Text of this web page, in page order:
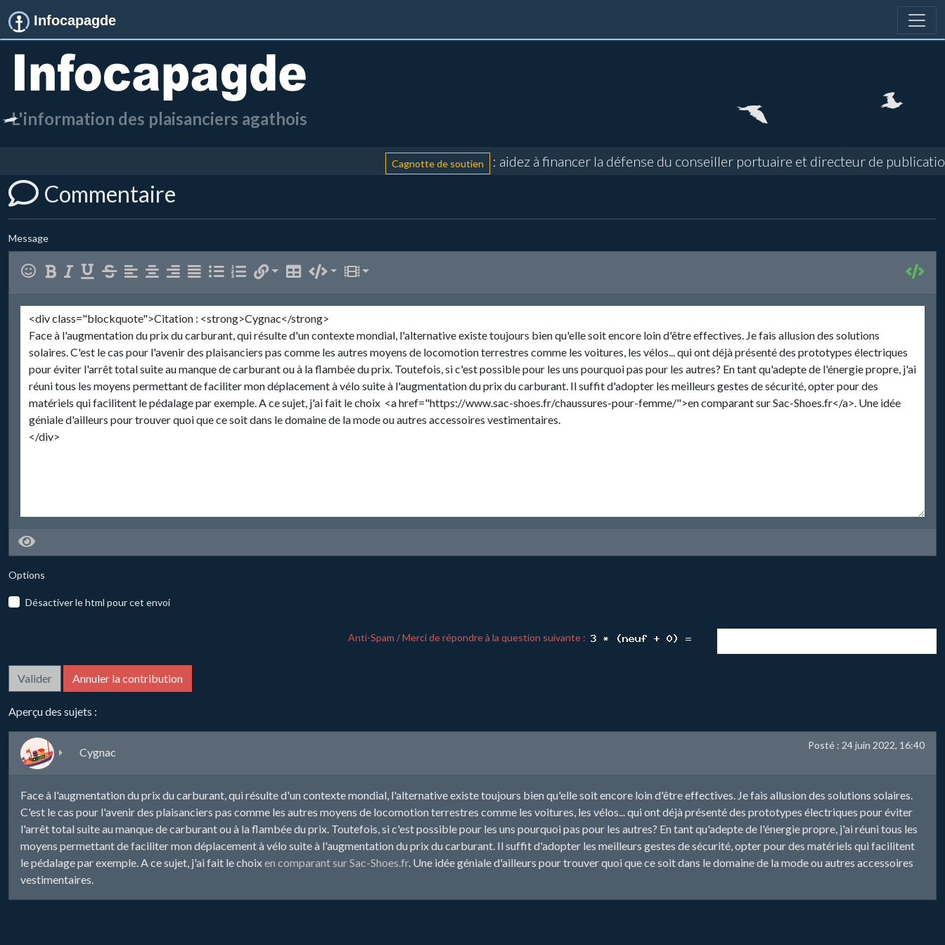
Infocapagde
L'information des plaisanciers agathois
Cagnotte de soutien : aidez à financer la défense du conseiller portuaire et directeur de
Commentaire
Message
Options
Désactiver le html pour cet envoi
Anti-Spam / Merci de répondre à la question suivante :
Aperçu des sujets :
Cygnac
Posté : 24 juin 2022, 16:40
Face à l'augmentation du prix du carburant, qui résulte d'un contexte mondial, l'alternative existe toujours bien qu'elle soit encore loin d'être effectives. Je fais allusion des solutions solaires.
C'est le cas pour l'avenir des plaisanciers pas comme les autres moyens de locomotion terrestres comme les voitures, les vélos... qui ont déjà présenté des prototypes électriques pour éviter
l'arrêt total suite au manque de carburant ou à la flambée du prix. Toutefois, si c'est possible pour les uns pourquoi pas pour les autres? En tant qu'adepte de l'énergie propre, j'ai réuni tous les
moyens permettant de faciliter mon déplacement à vélo suite à l'augmentation du prix du carburant. Il suffit d'adopter les meilleurs gestes de sécurité, opter pour des matériels qui facilitent
le pédalage par exemple. A ce sujet, j'ai fait le choixen comparant sur Sac-Shoes.fr. Une idée géniale d'ailleurs pour trouver quoi que ce soit dans le domaine de la mode ou autres accessoires
vestimentaires.